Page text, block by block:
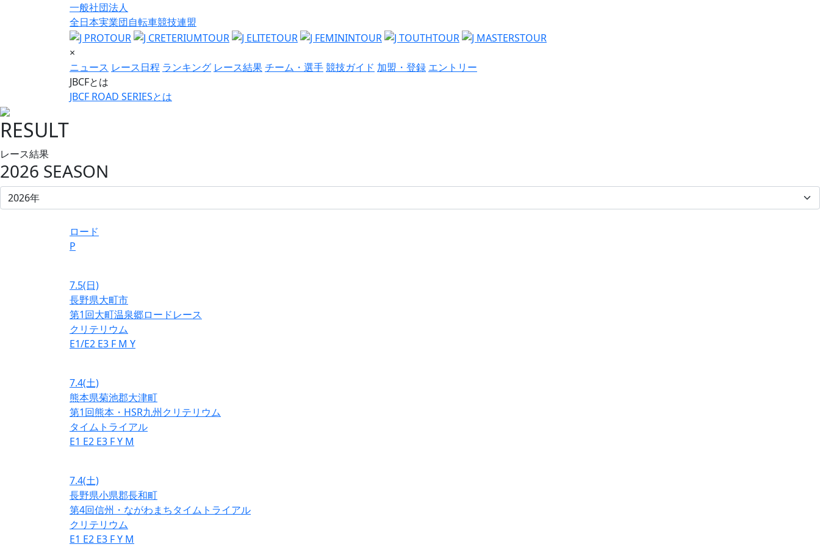
一般社団法人
全日本実業団自転車競技連盟
×
ニュース レース日程 ランキング レース結果チーム・選手競技ガイド 加盟・登録 エントリー
JBCFとは
JBCF ROAD SERIESとは
RESULT
レース結果
2026 SEASON
ロード
P
7.5(日)
長野県大町市
第1回大町温泉郷ロードレース
クリテリウム
E1/E2 E3 F M Y
7.4(土)
熊本県菊池郡大津町
第1回熊本・HSR九州クリテリウム
タイムトライアル
E1 E2 E3 FY M
7.4(土)
長野県小県郡長和町
第4回信州・ながわまちタイムトライアル
クリテリウム
E1 E2 E3 FY M